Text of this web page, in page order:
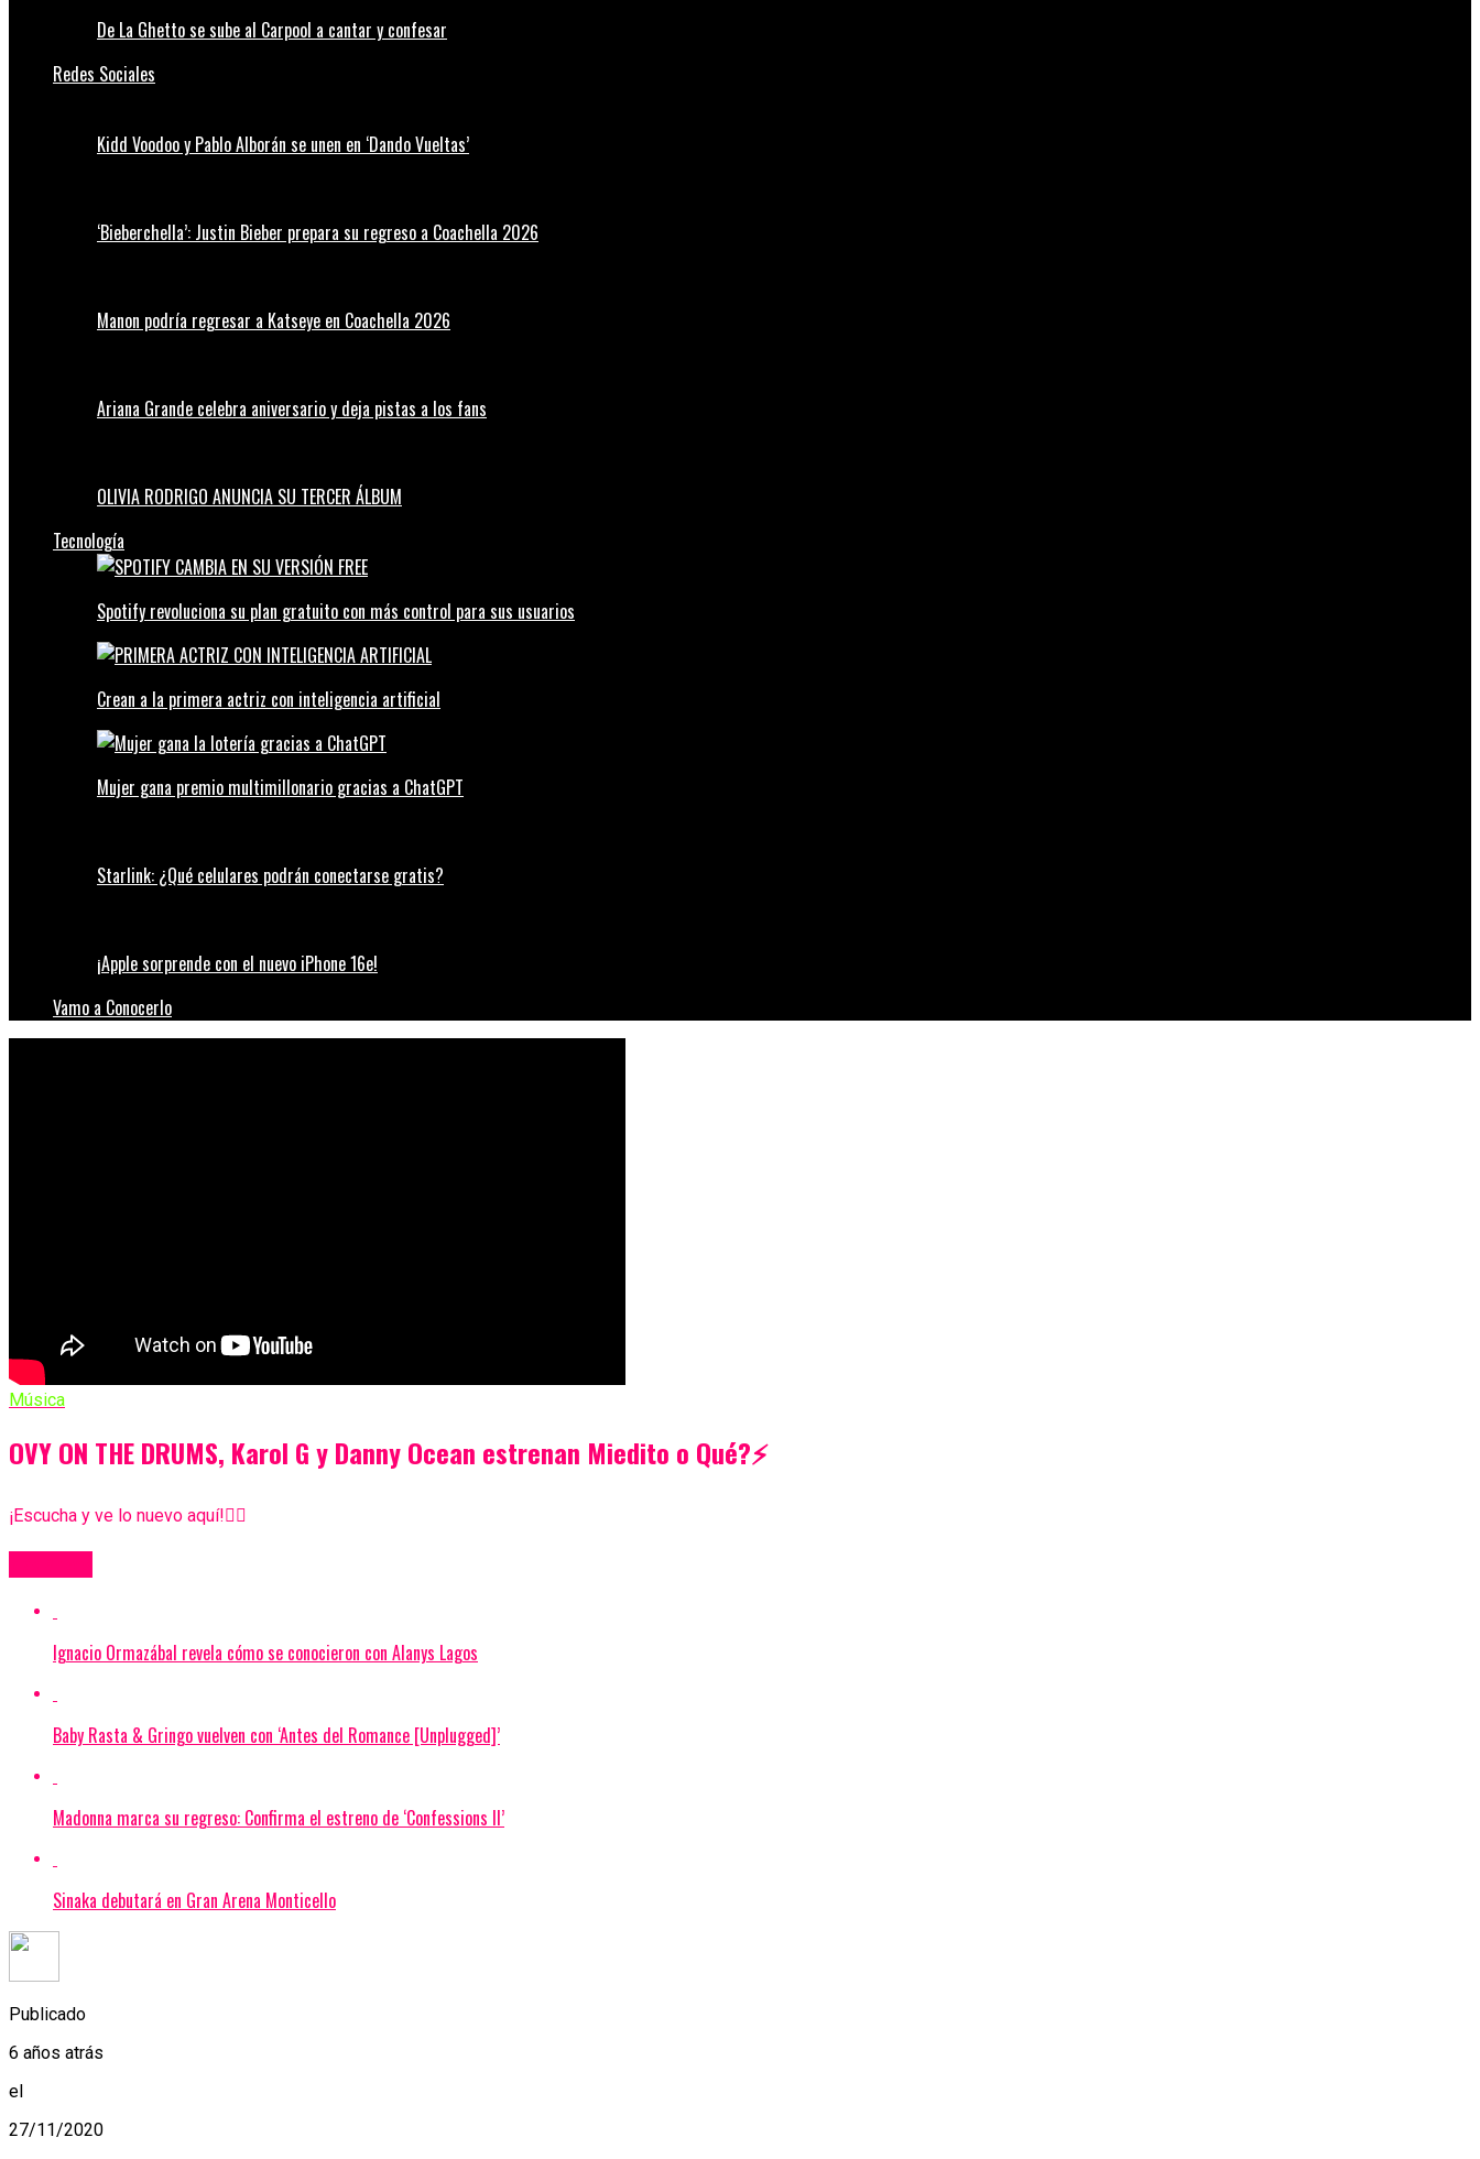
De La Ghetto se sube al Carpool a cantar y confesar
Redes Sociales
Kidd Voodoo y Pablo Alborán se unen en ‘Dando Vueltas’
‘Bieberchella’: Justin Bieber prepara su regreso a Coachella 2026
Manon podría regresar a Katseye en Coachella 2026
Ariana Grande celebra aniversario y deja pistas a los fans
OLIVIA RODRIGO ANUNCIA SU TERCER ÁLBUM
Tecnología
Spotify revoluciona su plan gratuito con más control para sus usuarios
Crean a la primera actriz con inteligencia artificial
Mujer gana premio multimillonario gracias a ChatGPT
Starlink: ¿Qué celulares podrán conectarse gratis?
¡Apple sorprende con el nuevo iPhone 16e!
Vamo a Conocerlo
Música
OVY ON THE DRUMS, Karol G y Danny Ocean estrenan Miedito o Qué?⚡
¡Escucha y ve lo nuevo aquí!👇🏼
Ignacio Ormazábal revela cómo se conocieron con Alanys Lagos
Baby Rasta & Gringo vuelven con ‘Antes del Romance [Unplugged]’
Madonna marca su regreso: Confirma el estreno de ‘Confessions II’
Sinaka debutará en Gran Arena Monticello
Publicado
6 años atrás
el
27/11/2020